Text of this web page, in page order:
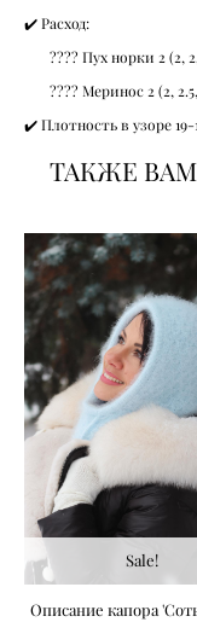
✔️ Расход:
???? Пух норки 2 (2, 2,
???? Меринос 2 (2, 2.5,
✔️ Плотность в узоре 19-
ТАКЖЕ
Sale!
Описание капора